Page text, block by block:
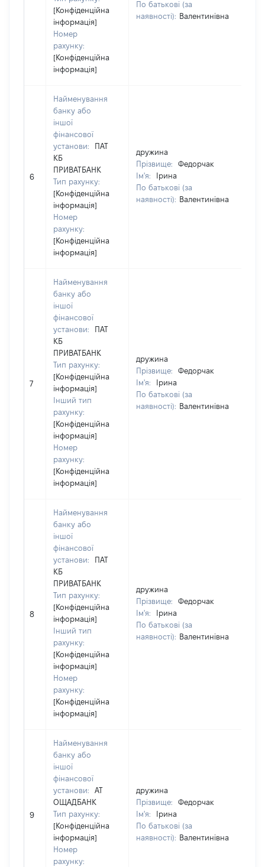
[Конфіденційна
інформація]
Номер
рахунку:
[Конфіденційна
інформація]
По батькові (за
наявності): Валентинівна
6
Найменування
банку або
іншої
фінансової
установи:
ПАТ
КБ
ПРИВАТБАНК
Тип рахунку:
[Конфіденційна
інформація]
Номер
рахунку:
[Конфіденційна
інформація]
дружина
Прізвище:
Федорчак
Ім'я:
Ірина
По батькові (за
наявності): Валентинівна
7
Найменування
банку або
іншої
фінансової
установи:
ПАТ
КБ
ПРИВАТБАНК
Тип рахунку:
[Конфіденційна
інформація]
Інший тип
рахунку:
[Конфіденційна
інформація]
Номер
рахунку:
[Конфіденційна
інформація]
дружина
Прізвище:
Федорчак
Ім'я:
Ірина
По батькові (за
наявності): Валентинівна
8
Найменування
банку або
іншої
фінансової
установи:
ПАТ
КБ
ПРИВАТБАНК
Тип рахунку:
[Конфіденційна
інформація]
Інший тип
рахунку:
[Конфіденційна
інформація]
Номер
рахунку:
[Конфіденційна
інформація]
дружина
Прізвище:
Федорчак
Ім'я:
Ірина
По батькові (за
наявності): Валентинівна
9
Найменування
банку або
іншої
фінансової
установи:
АТ
ОЩАДБАНК
Тип рахунку:
[Конфіденційна
інформація]
Номер
рахунку:
дружина
Прізвище:
Федорчак
Ім'я:
Ірина
По батькові (за
наявності): Валентинівна